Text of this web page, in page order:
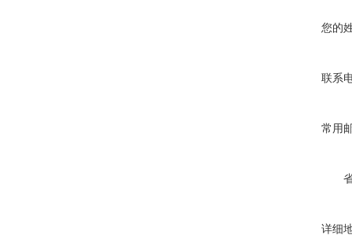
您的
联系
常用
详细